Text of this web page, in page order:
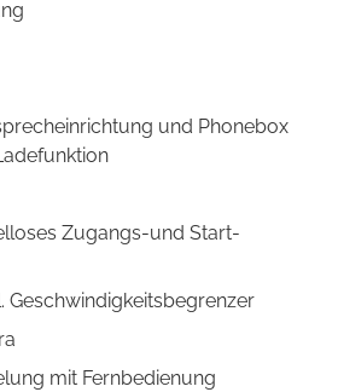
und Phonebox
Zugangs-und Start-
Geschwindigkeitsbegrenzer
mit Fernbedienung